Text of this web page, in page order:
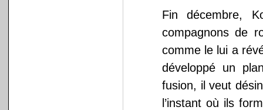
Fin décembre,
compagnons de
comme le lui a
développé un
fusion, il veut
l’instant où ils